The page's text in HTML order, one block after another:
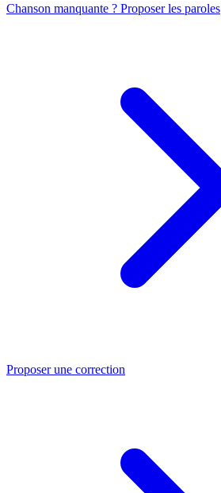
Chanson manquante ? Proposer les paroles
Proposer une correction